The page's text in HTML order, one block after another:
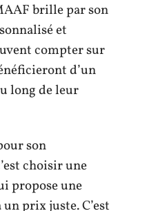
brille par son
et
compter sur
d’un
long de leur
son
choisir une
propose une
prix juste. C’est